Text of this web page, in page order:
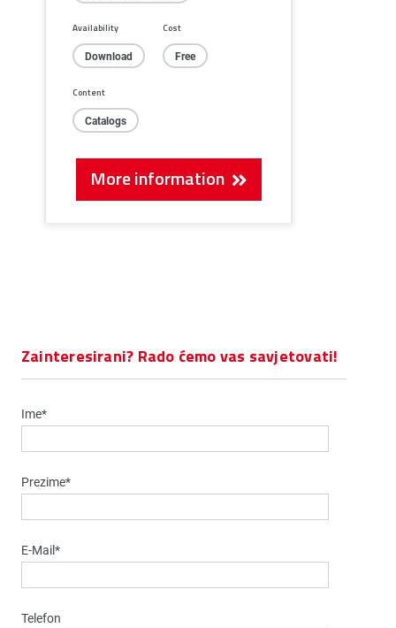
Availability
Download
Cost
Free
Content
Catalogs
More information
Zainteresirani? Rado ćemo vas savjetovati!
Ime*
Prezime*
E-Mail*
Telefon